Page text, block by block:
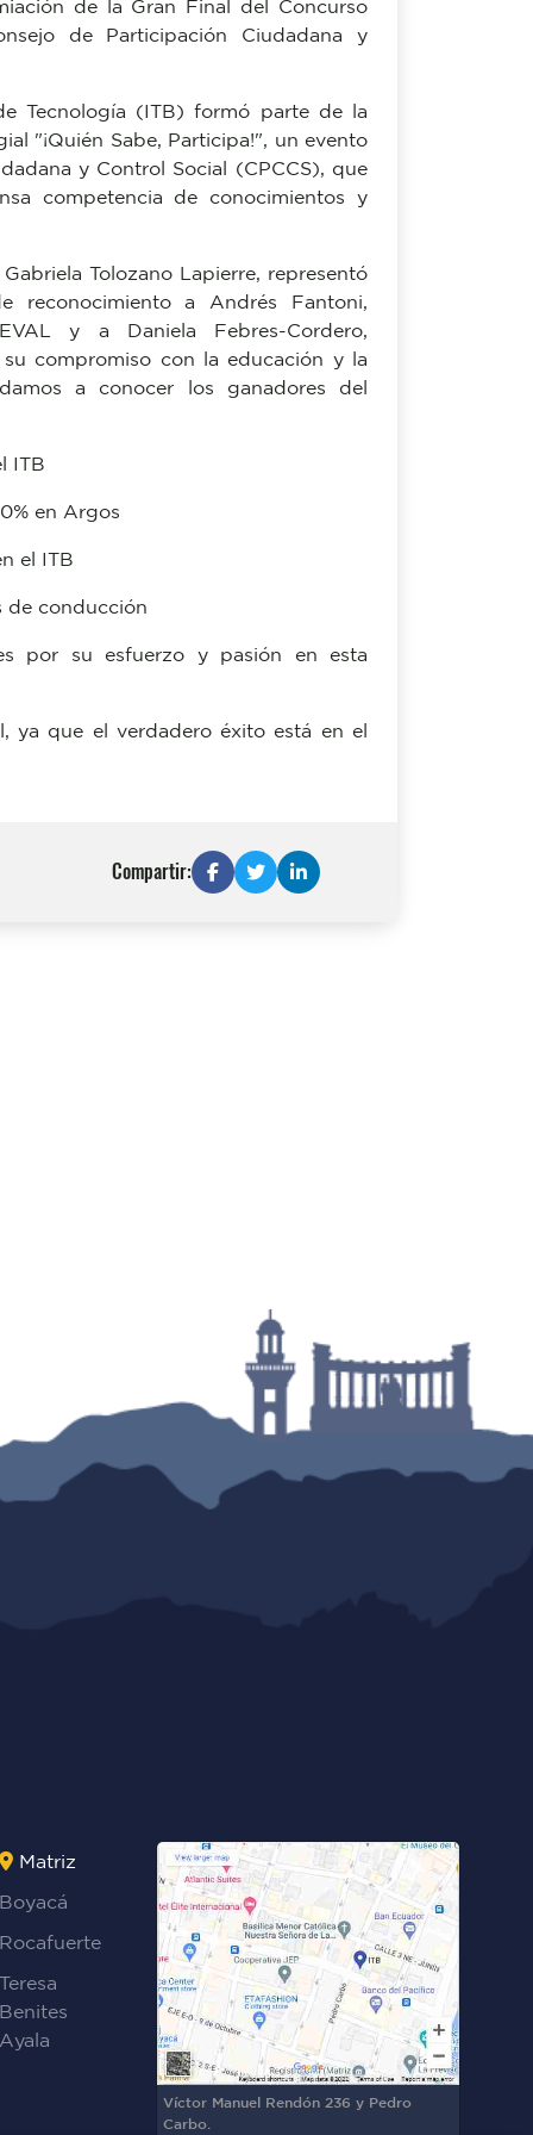
de la Gran Final del Concurso
de Participación Ciudadana y
Tecnología (ITB) formó parte de la
"¡Quién Sabe, Participa!", un evento
y Control Social (CPCCS), que
competencia de conocimientos y
Tolozano Lapierre, representó
a Andrés Fantoni,
y a Daniela Febres-Cordero,
compromiso con la educación y la
a conocer los ganadores del
ITB
en Argos
el ITB
de conducción
por su esfuerzo y pasión en esta
ya que el verdadero éxito está en el
Compartir:
Matriz
Boyacá
Rocafuerte
Teresa
Benites
Ayala
Víctor Manuel Rendón 236 y Pedro
Carbo.